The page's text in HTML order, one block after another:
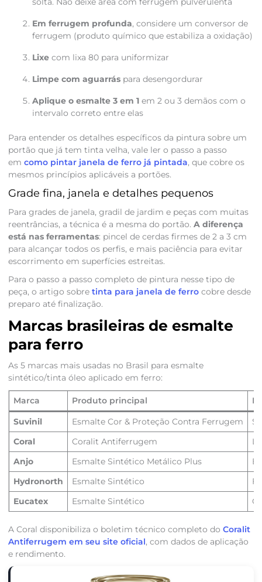
solta. Não deixe área com ferrugem pulverulenta
Em ferrugem profunda, considere um conversor de
ferrugem (produto químico que estabiliza a oxidação)
Lixecom lixa 80 para uniformizar
Limpe com aguarráspara desengordurar
Aplique o esmalte 3 em 1em 2 ou 3 demãos com o
intervalo correto entre elas
Para entender os detalhes específicos da pintura sobre um
portão que já tem tinta velha, vale ler o passo a passo
em como pintar janela de ferro já pintada, que cobre os
mesmos princípios aplicáveis a portões.
Grade fina, janela e detalhes pequenos
Para grades de janela, gradil de jardim e peças com muitas
reentrâncias, a técnica é a mesma do portão. A diferença
está nas ferramentas: pincel de cerdas firmes de 2 a 3 cm
para alcançar todos os perfis, e mais paciência para evitar
escorrimento em superfícies estreitas.
Para o passo a passo completo de pintura nesse tipo de
peça, o artigo sobre tinta para janela de ferrocobre desde
preparo até finalização.
Marcas brasileiras de esmalte
para ferro
As 5 marcas mais usadas no Brasil para esmalte
sintético/tinta óleo aplicado em ferro:
Marca Produto principal
Suvinil Esmalte Cor & Proteção Contra Ferrugem
Coral Coralit Antiferrugem
Anjo Esmalte Sintético Metálico Plus
Hydronorth Esmalte Sintético
Eucatex Esmalte Sintético
A Coral disponibiliza o boletim técnico completo do Coralit
Antiferrugem em seu site oficial, com dados de aplicação
e rendimento.